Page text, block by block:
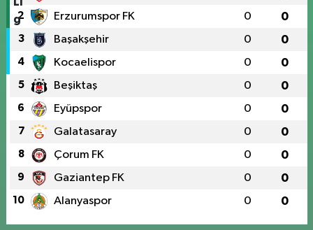
2 Erzurumspor FK 0 0
3 Başakşehir 0 0
4 Kocaelispor 0 0
5 Beşiktaş 0 0
6 Eyüpspor 0 0
7 Galatasaray 0 0
8 Çorum FK 0 0
9 Gaziantep FK 0 0
10 Alanyaspor 0 0